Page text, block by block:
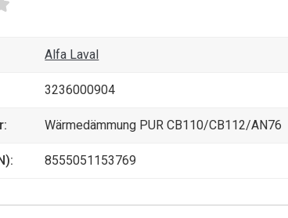
Alfa Laval
3236000904
Wärmedämmung PUR CB110/CB112/AN76
8555051153769